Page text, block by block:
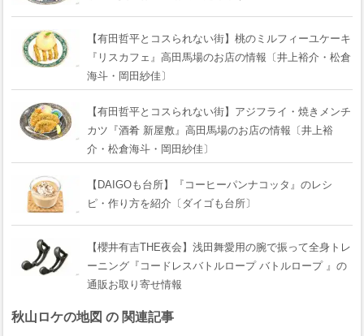
【有田哲平とコスられない街】桃のミルフィーユケーキ
『リスカフェ』高田馬場のお店の情報〔井上裕介・松倉
海斗・岡田紗佳〕
【有田哲平とコスられない街】アジフライ・焼きメンチ
カツ『酒肴 新屋敷』高田馬場のお店の情報〔井上裕
介・松倉海斗・岡田紗佳〕
【DAIGOも台所】『コーヒーパンナコッタ』のレシ
ピ・作り方を紹介〔ダイゴも台所〕
【櫻井有吉THE夜会】浅田舞愛用の腕で振って全身トレ
ーニング『コードレスバトルロープ バトルロープ 』の
通販お取り寄せ情報
秋山ロケの地図 の 関連記事